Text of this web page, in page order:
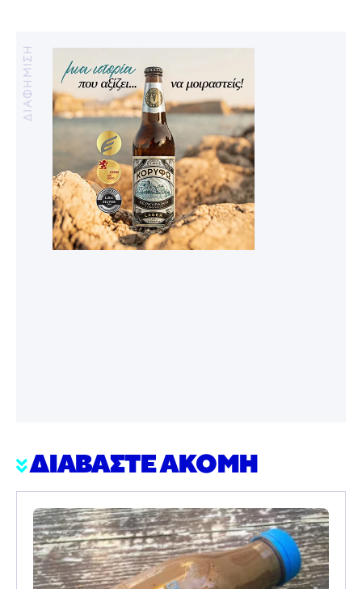
ΔΙΑΦΗΜΙΣΗ
ΔΙΑΒΑΣΤΕ ΑΚΟΜΗ